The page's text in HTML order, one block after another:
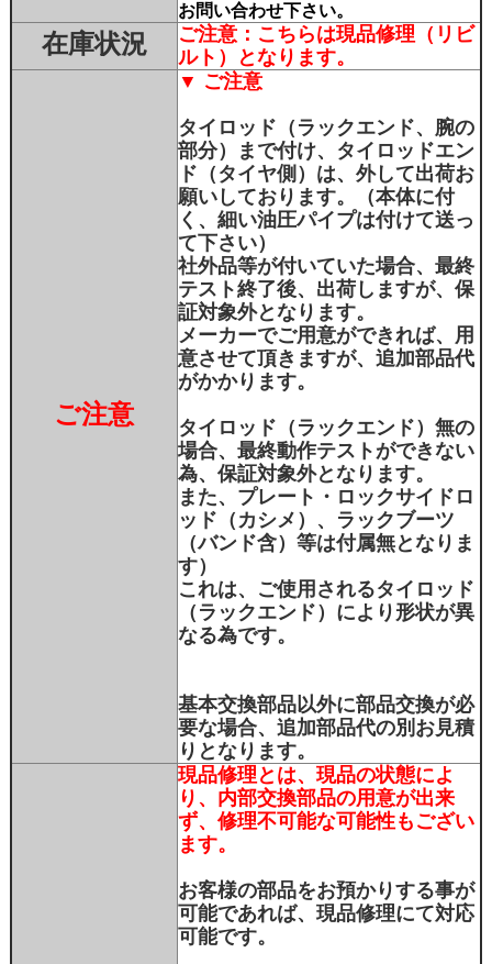
お問い合わせ下さい。
在庫状況
ご注意：こちらは現品修理（リビ
ルト）となります。
ご注意
▼ ご注意
タイロッド（ラックエンド、腕の
部分）まで付け、タイロッドエン
ド（タイヤ側）は、外して出荷お
願いしております。（本体に付
く、細い油圧パイプは付けて送っ
て下さい）
社外品等が付いていた場合、最終
テスト終了後、出荷しますが、保
証対象外となります。
メーカーでご用意ができれば、用
意させて頂きますが、追加部品代
がかかります。
タイロッド（ラックエンド）無の
場合、最終動作テストができない
為、保証対象外となります。
また、プレート・ロックサイドロ
ッド（カシメ）、ラックブーツ
（バンド含）等は付属無となりま
す）
これは、ご使用されるタイロッド
（ラックエンド）により形状が異
なる為です。
基本交換部品以外に部品交換が必
要な場合、追加部品代の別お見積
りとなります。
現品修理とは、現品の状態によ
り、内部交換部品の用意が出来
ず、修理不可能な可能性もござい
ます。
お客様の部品をお預かりする事が
可能であれば、現品修理にて対応
可能です。